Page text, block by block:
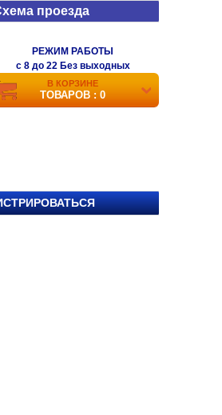
проезда
РЕЖИМ РАБОТЫ
c 8 до 22 Без выходных
В КОРЗИНЕ
ТОВАРОВ : 0